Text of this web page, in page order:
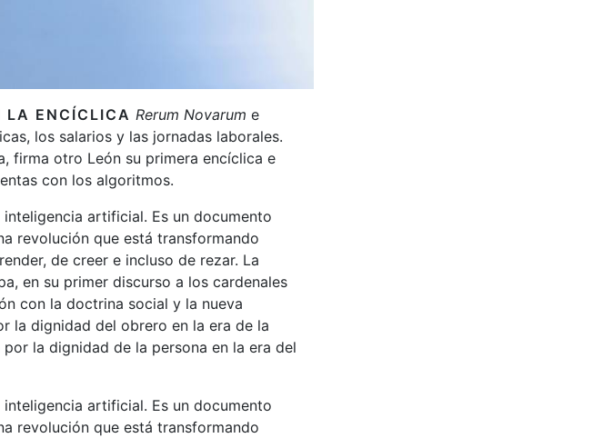
LA ENCÍCLICA Rerum Novarum e
los salarios y las jornadas laborales.
firma otro León su primera encíclica e
con los algoritmos.
artificial. Es un documento
revolución que está transformando
de creer e incluso de rezar. La
en su primer discurso a los cardenales
con la doctrina social y la nueva
la dignidad del obrero en la era de la
la dignidad de la persona en la era del
artificial. Es un documento
revolución que está transformando